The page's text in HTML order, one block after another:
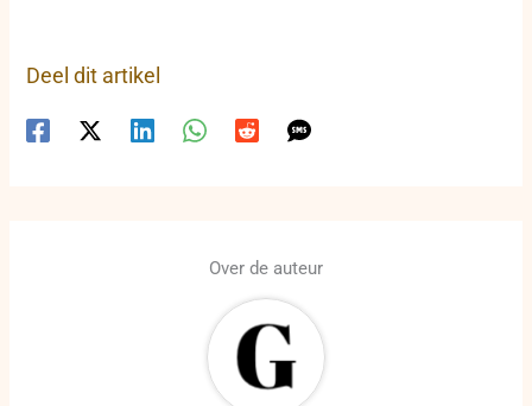
Deel dit artikel
Over de auteur